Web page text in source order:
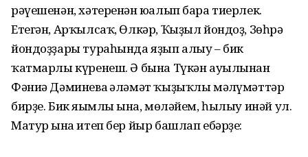
рәүешенән, хәтеренән юғалып бара тиерлек.
Етегән, Арҡылсаҡ, Өлкәр, Ҡыҙыл йондоҙ, Зөһрә
йондоҙҙары тураһында яҙып алыу – бик
ҡатмарлы күренеш. Ә бына Түкән ауылынан
Фәниә Дәминева ғәләмәт ҡыҙыҡлы мәғлүмәттәр
бирҙе. Бик яғымлы ғына, мөләйем, һылыу инәй ул.
Матур ғына итеп бер йыр башлап ебәрҙе: